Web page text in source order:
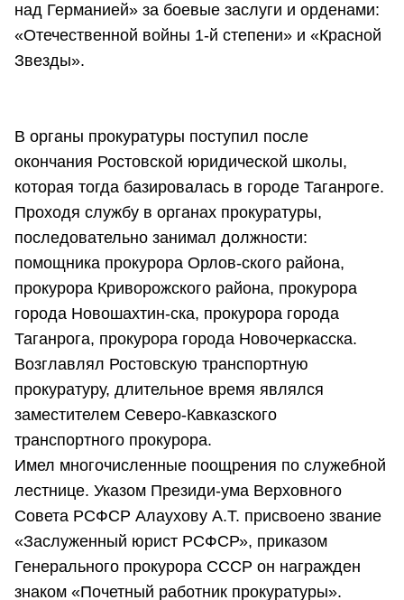
над Германией» за боевые заслуги и орденами:
«Отечественной войны 1-й степени» и «Красной
Звезды».
В органы прокуратуры поступил после
окончания Ростовской юридической школы,
которая тогда базировалась в городе Таганроге.
Проходя службу в органах прокуратуры,
последовательно занимал должности:
помощника прокурора Орлов-ского района,
прокурора Криворожского района, прокурора
города Новошахтин-ска, прокурора города
Таганрога, прокурора города Новочеркасска.
Возглавлял Ростовскую транспортную
прокуратуру, длительное время являлся
заместителем Северо-Кавказского
транспортного прокурора.
Имел многочисленные поощрения по служебной
лестнице. Указом Президи-ума Верховного
Совета РСФСР Алаухову А.Т. присвоено звание
«Заслуженный юрист РСФСР», приказом
Генерального прокурора СССР он награжден
знаком «Почетный работник прокуратуры».